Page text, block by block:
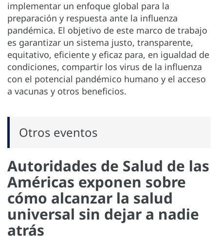
implementar un enfoque global para la
preparación y respuesta ante la influenza
pandémica. El objetivo de este marco de trabajo
es garantizar un sistema justo, transparente,
equitativo, eficiente y eficaz para, en igualdad de
condiciones, compartir los virus de la influenza
con el potencial pandémico humano y el acceso
a vacunas y otros beneficios.
Otros eventos
Autoridades de Salud de las
Américas exponen sobre
cómo alcanzar la salud
universal sin dejar a nadie
atrás